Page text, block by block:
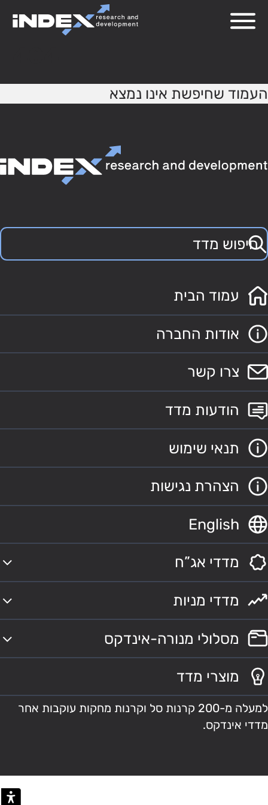
העמוד שחיפשת אינו נמצא
עמוד הבית
אודות החברה
צרו קשר
הודעות מדד
תנאי שימוש
הצהרת נגישות
English
מדדי אג”ח
מדדי מניות
מסלולי מנורה-אינדקס
מוצרי מדד
למעלה מ-200 קרנות סל וקרנות מחקות עוקבות אחר
מדדי אינדקס.